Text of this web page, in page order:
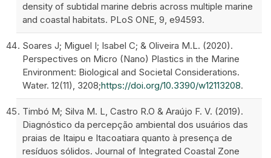
density of subtidal marine debris across multiple marine
and coastal habitats. PLoS ONE, 9, e94593.
Soares J; Miguel I; Isabel C; & Oliveira M.L. (2020).
Perspectives on Micro (Nano) Plastics in the Marine
Environment: Biological and Societal Considerations.
Water. 12(11), 3208;https://doi.org/10.3390/w12113208.
Timbó M; Silva M. L, Castro R.O & Araújo F. V. (2019).
Diagnóstico da percepção ambiental dos usuários das
praias de Itaipu e Itacoatiara quanto à presença de
resíduos sólidos. Journal of Integrated Coastal Zone